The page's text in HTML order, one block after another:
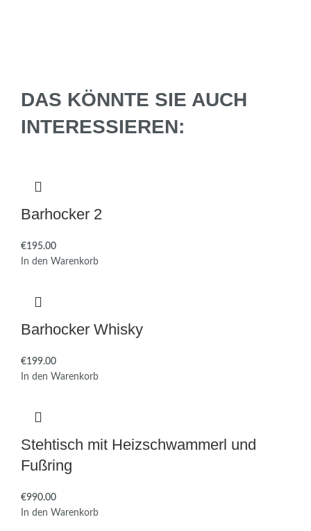
DAS KÖNNTE SIE AUCH
INTERESSIEREN:
Barhocker 2
€
In den Warenkorb
Barhocker Whisky
€
In den Warenkorb
Stehtisch mit Heizschwammerl und
Fußring
€
In den Warenkorb